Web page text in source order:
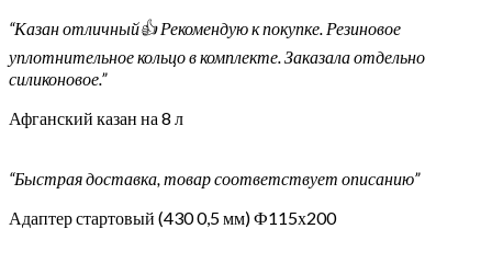
“Казан отличный👍 Рекомендую к покупке. Резиновое
уплотнительное кольцо в комплекте. Заказала отдельно
силиконовое.”
Афганский казан на 8 л
“Быстрая доставка, товар соответствует описанию”
Адаптер стартовый (430 0,5 мм) Ф115х200